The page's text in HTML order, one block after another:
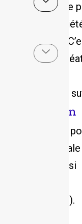
une démarche
sur une
l’économie.
aventure
Pour cela, il
d’adhésion
Ensuite vous
monnaie
pourrez
événements
générales,